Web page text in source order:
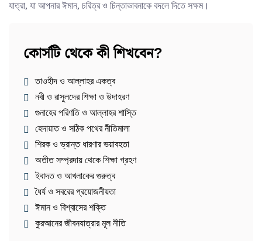
যাত্রা, যা আপনার ঈমান, চরিত্র ও চিন্তাভাবনাকে বদলে দিতে সক্ষম।
কোর্সটি থেকে কী শিখবেন?
তাওহীদ ও আল্লাহর একত্ব
নবী ও রাসুলদের শিক্ষা ও উদাহরণ
গুনাহের পরিণতি ও আল্লাহর শাস্তি
হেদায়াত ও সঠিক পথের নীতিমালা
শিরক ও ভ্রান্ত ধারণার ভয়াবহতা
অতীত সম্প্রদায় থেকে শিক্ষা গ্রহণ
ইবাদত ও আখলাকের গুরুত্ব
ধৈর্য ও সবরের প্রয়োজনীয়তা
ঈমান ও বিশ্বাসের শক্তি
কুরআনের জীবনযাত্রার মূল নীতি